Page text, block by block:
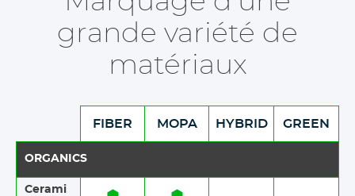
grande variété de
matériaux
FIBER MOPA HYBRID GREEN
ORGANICS
Cerami